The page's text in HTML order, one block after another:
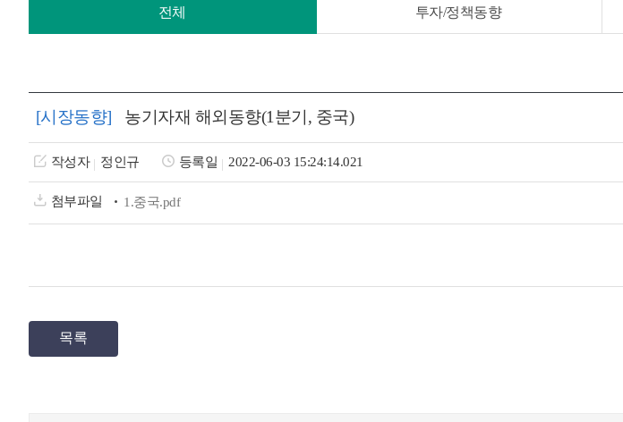
전체 투자/정책동향
[시장동향] 농기자재 해외동향(1분기, 중국)
작성자 정인규 등록일 2022-06-03 15:24:14.021
첨부파일 1.중국.pdf
목록